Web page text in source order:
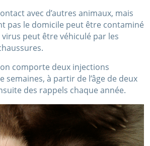
avec d’autres animaux, mais
pas le domicile peut être contaminé
peut être véhiculé par les
comporte deux injections
semaines, à partir de l’âge de deux
des rappels chaque année.